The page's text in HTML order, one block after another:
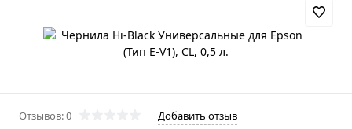
Отзывов: 0 Добавить отзыв